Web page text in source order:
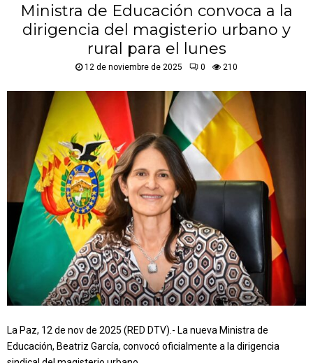
Ministra de Educación convoca a la
dirigencia del magisterio urbano y
rural para el lunes
12 de noviembre de 2025 0 210
La Paz, 12 de nov de 2025 (RED DTV).- La nueva Ministra de
Educación, Beatriz García, convocó oficialmente a la dirigencia